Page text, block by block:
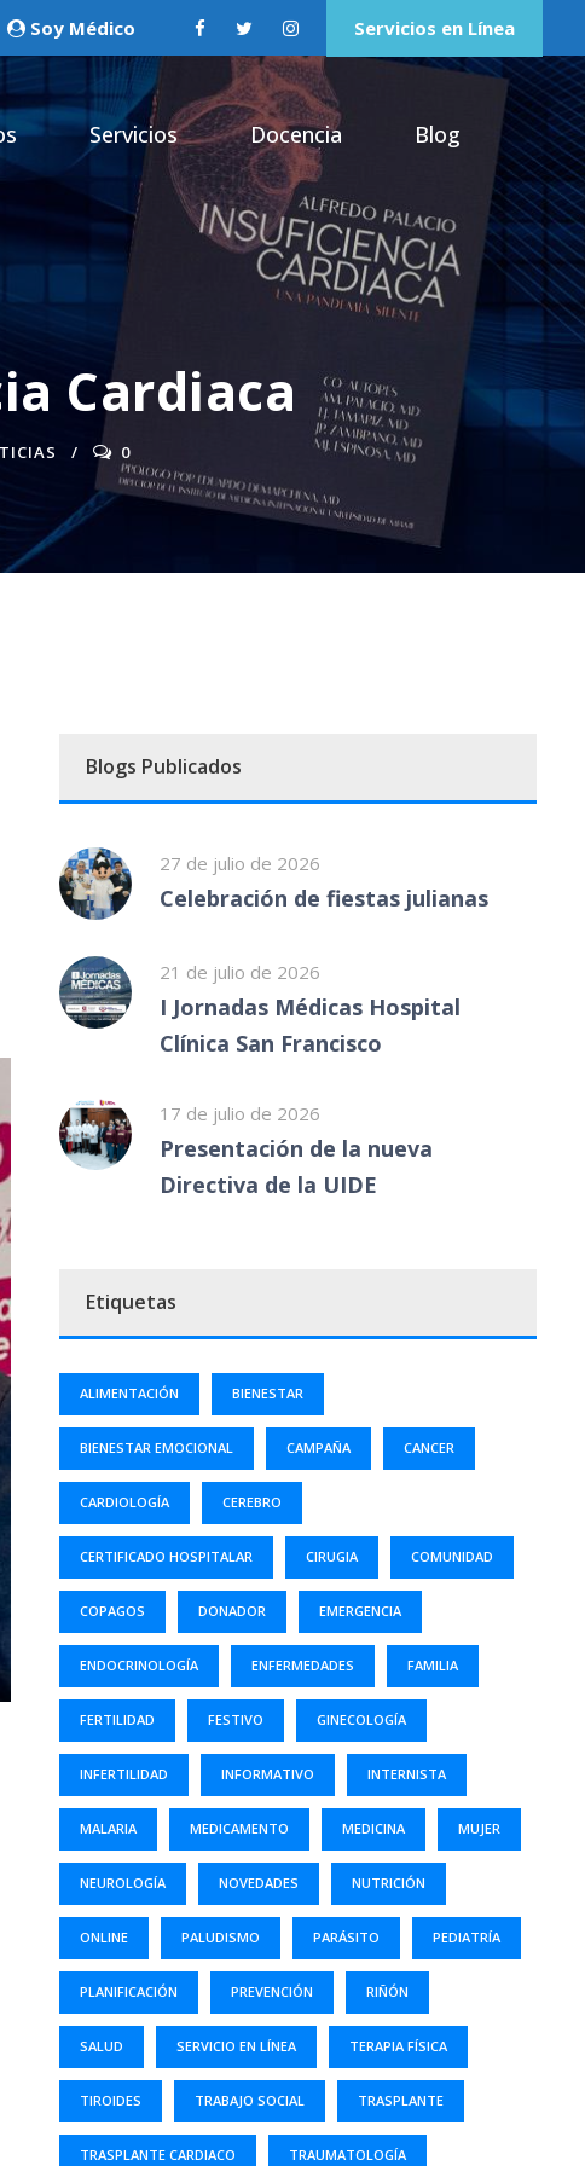
Soy Médico Servicios en Línea
Servicios Docencia Blog
Cardiaca
0
Blogs Publicados
27 de julio de 2026
Celebración de fiestas julianas
21 de julio de 2026
I Jornadas Médicas Hospital
Clínica San Francisco
17 de julio de 2026
Presentación de la nueva
Directiva de la UIDE
Etiquetas
ALIMENTACIÓN BIENESTAR
BIENESTAR EMOCIONAL CAMPAÑA CANCER
CARDIOLOGÍA CEREBRO
CERTIFICADO HOSPITALAR CIRUGIA COMUNIDAD
COPAGOS DONADOR EMERGENCIA
ENDOCRINOLOGÍA ENFERMEDADES FAMILIA
FERTILIDAD FESTIVO GINECOLOGÍA
INFERTILIDAD INFORMATIVO INTERNISTA
MALARIA MEDICAMENTO MEDICINA MUJER
NEUROLOGÍA NOVEDADES NUTRICIÓN
ONLINE PALUDISMO PARÁSITO PEDIATRÍA
PLANIFICACIÓN PREVENCIÓN RIÑÓN
SALUD SERVICIO EN LÍNEA TERAPIA FÍSICA
TIROIDES TRABAJO SOCIAL TRASPLANTE
TRASPLANTE CARDIACO TRAUMATOLOGÍA